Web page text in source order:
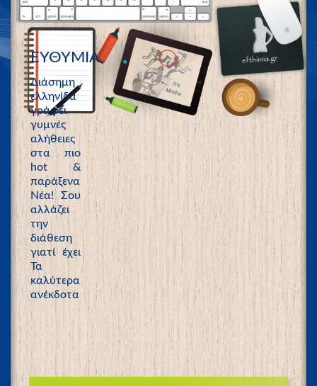
ΕΥΘΥΜΙΑ
Διάσημη
ελληνίδα
γράφει
γυμνές
αλήθειες
στα πιο
hot &
παράξενα
Νέα! Σου
αλλάζει
την
διάθεση
γιατί έχει
Τα
καλύτερα
ανέκδοτα